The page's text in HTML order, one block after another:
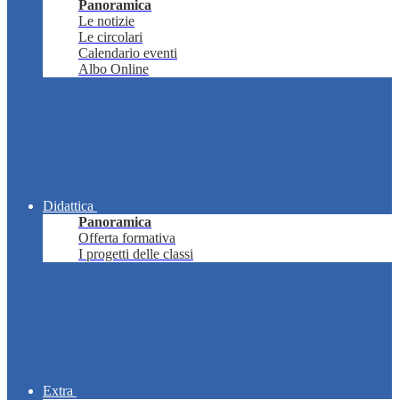
Panoramica
Le notizie
Le circolari
Calendario eventi
Albo Online
Didattica
Panoramica
Offerta formativa
I progetti delle classi
Extra